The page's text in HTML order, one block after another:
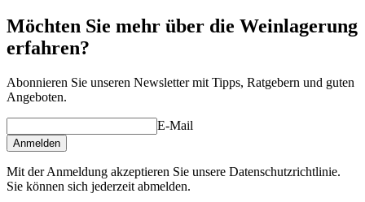
Möchten Sie mehr über die Weinlagerung
erfahren?
Abonnieren Sie unseren Newsletter mit Tipps, Ratgebern und guten
Angeboten.
E-Mail
Anmelden
Mit der Anmeldung akzeptieren Sie unsere Datenschutzrichtlinie.
Sie können sich jederzeit abmelden.